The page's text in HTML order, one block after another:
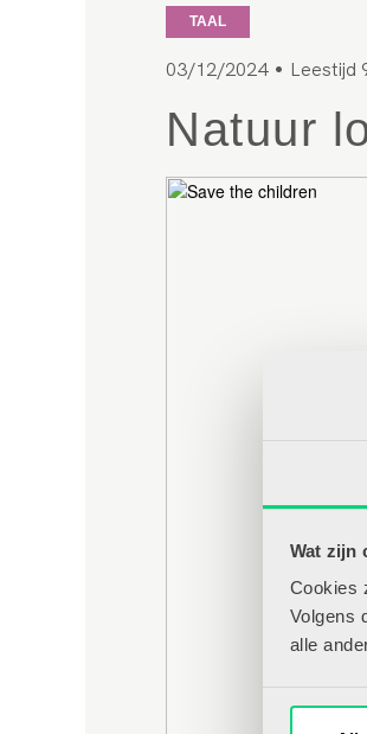
Wat zijn
Cookies
Volgens
alle
TAAL
03/12/2024 • Leestijd
Natuur